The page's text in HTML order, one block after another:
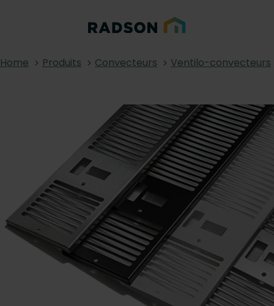
Home Produits Convecteurs Ventilo-convecteurs